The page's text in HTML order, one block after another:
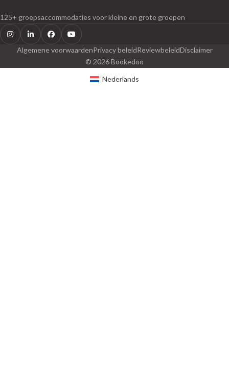
125+ groepsaccommodaties voor kleine en grote groepen
InstagramLinkedInFacebookYoutube
© 2026 Bookedoo
Algemene voorwaardenPrivacy beleidReviewbeleidDisclaimer
Nederlands